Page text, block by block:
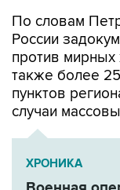
По словам
России
против мирных
также более
пунктов
случаи
ХРОНИКА